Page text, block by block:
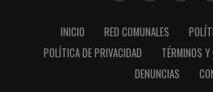
INICIO RED COMUNALES
POLÍTICA DE PRIVACIDAD
TÉRMINOS
DENUNCIAS